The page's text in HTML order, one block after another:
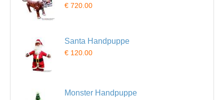
€ 720.00
Santa Handpuppe
€ 120.00
Monster Handpuppe